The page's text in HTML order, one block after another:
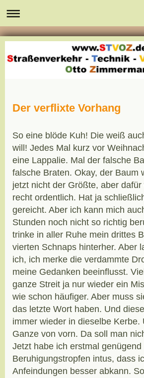
Der verflixte Vorhang
So eine blöde Kuh! Die weiß
will! Jedes Mal kurz vor
eine Lappalie. Mal der falsche
falsche Braten. Okay, der Baum
jetzt nicht der Größte, aber
recht ordentlich. Hat ja
gereicht. Aber ich kann mich
Stunden noch nicht so richtig
trinke in aller Ruhe mein drittes
vierten Schnaps hinterher. Aber
ich, ich merke die verdammte
meine Gedanken beeinflusst.
ganze Streit ja nur wieder ein
wie schon häufiger. Aber muss
das letzte Wort haben. Und
immer wieder in dieselbe Kerbe.
Ganze von vorn. Da soll man
Jetzt habe ich erstmal genügend
Beruhigungstropfen intus, dass
Anfeindungen besser abkann.